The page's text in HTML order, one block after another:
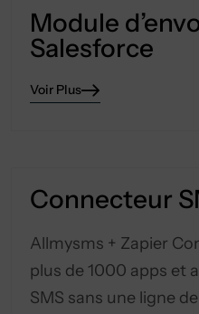
Module
Salesforce
Voir Plus
Connecteur
Allmysms + Zapier
plus de 1000 apps et
SMS sans une ligne